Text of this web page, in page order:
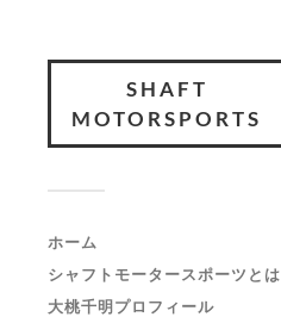
SHAFT
MOTORSPORTS
ホーム
シャフトモータースポーツとは
大桃千明プロフィール